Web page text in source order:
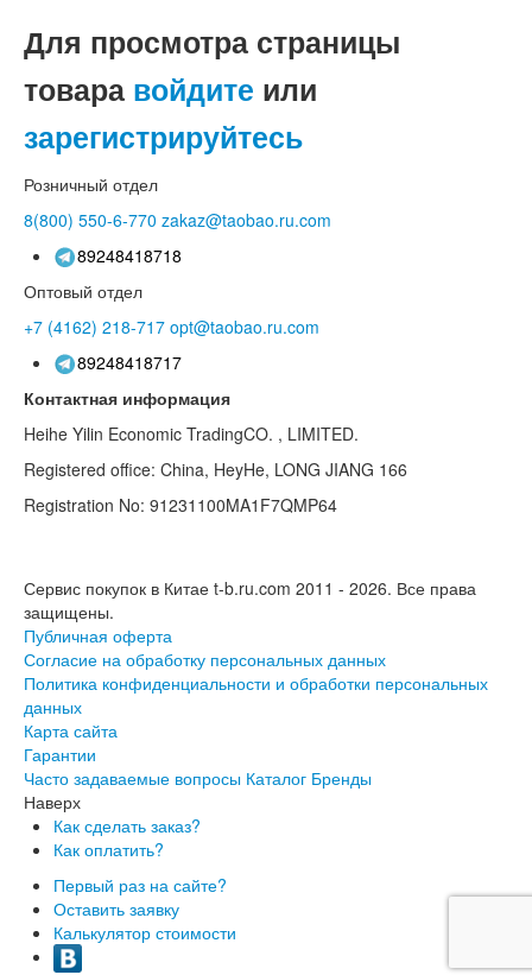
Для просмотра страницы
товара войдите или
зарегистрируйтесь
Розничный отдел
8(800) 550-6-770 zakaz@taobao.ru.com
89248418718
Оптовый отдел
+7 (4162) 218-717 opt@taobao.ru.com
89248418717
Контактная информация
Heihe Yilin Economic TradingCO. , LIMITED.
Registered office: China, HeyHe, LONG JIANG 166
Registration No: 91231100MA1F7QMP64
Сервис покупок в Китае t-b.ru.com 2011 - 2026. Все права
защищены.
Публичная оферта
Согласие на обработку персональных данных
Политика конфиденциальности и обработки персональных
данных
Карта сайта
Гарантии
Часто задаваемые вопросы Каталог Бренды
Наверх
Как сделать заказ?
Как оплатить?
Первый раз на сайте?
Оставить заявку
Калькулятор стоимости